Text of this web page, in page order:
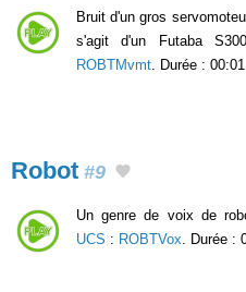
Bruit d'un gros
s'agit d'un Futaba
ROBTMvmt. Durée :
Robot #9
Un genre de voix de
UCS : ROBTVox. Durée :